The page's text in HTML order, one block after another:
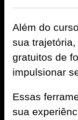
Além do
sua
gratuitos de
impulsionar
Essas
sua